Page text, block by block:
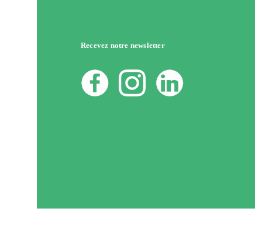
Recevez notre newsletter